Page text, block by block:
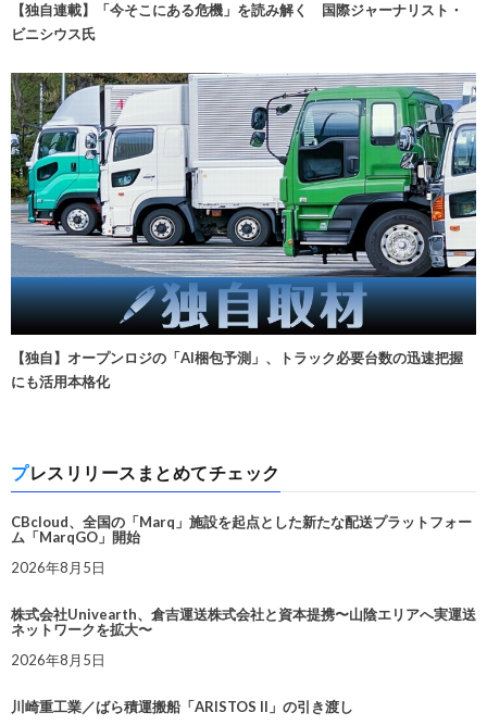
【独自連載】「今そこにある危機」を読み解く 国際ジャーナリスト・
ビニシウス氏
【独自】オープンロジの「AI梱包予測」、トラック必要台数の迅速把握
にも活用本格化
プレスリリースまとめてチェック
CBcloud、全国の「Marq」施設を起点とした新たな配送プラットフォー
ム「MarqGO」開始
2026年8月5日
株式会社Univearth、倉吉運送株式会社と資本提携〜山陰エリアへ実運送
ネットワークを拡大〜
2026年8月5日
川崎重工業／ばら積運搬船「ARISTOS II」の引き渡し